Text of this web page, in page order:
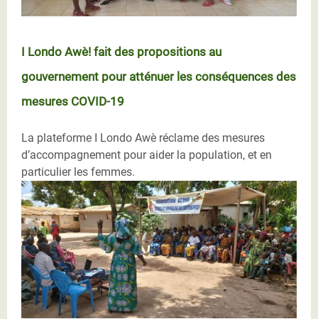
I Londo Awè! fait des propositions au
gouvernement pour atténuer les conséquences des
mesures COVID-19
La plateforme I Londo Awè réclame des mesures
d’accompagnement pour aider la population, et en
particulier les femmes.